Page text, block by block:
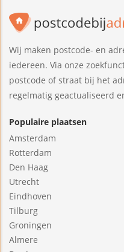
Wij maken postcode- en
iedereen. Via onze
postcode of straat bij het
regelmatig geactualiseerd
Populaire plaatsen
Amsterdam
Rotterdam
Den Haag
Utrecht
Eindhoven
Tilburg
Groningen
Almere